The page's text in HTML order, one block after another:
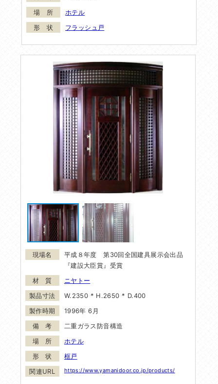
ホテル
フラッシュ戸
平成８年度 第30回全国建具展示会出品
『建設大臣賞』受賞
ニヤトー
W.2350 * H.2650 * D.400
1996年 6月
二重ガラス防音構造
ホテル
框戸
https://www.yamanidoor.co.jp/products/